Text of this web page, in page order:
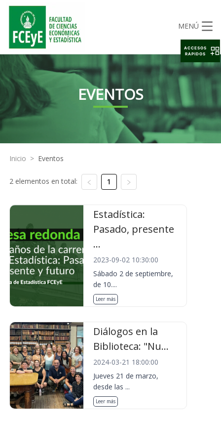
MENÚ
EVENTOS
Inicio > Eventos
2 elementos en total: 1
Estadística:
Pasado, presente
...
2023-09-02 10:30:00
Sábado 2 de septiembre,
de 10....
Leer más
Diálogos en la
Biblioteca: "Nu...
2024-03-21 18:00:00
Jueves 21 de marzo,
desde las ...
Leer más
ACCESOS
RAPIDOS